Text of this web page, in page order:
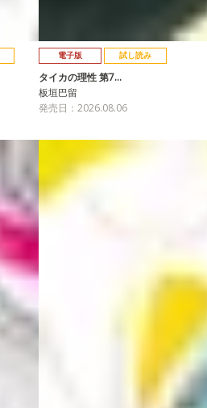
電子版 試し読み
タイカの理性 第7…
板垣巴留
発売日：2026.08.06